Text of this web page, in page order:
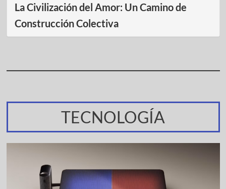
La Civilización del Amor: Un Camino de
Construcción Colectiva
TECNOLOGÍA